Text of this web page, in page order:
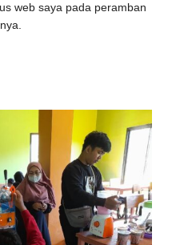
web saya pada peramban